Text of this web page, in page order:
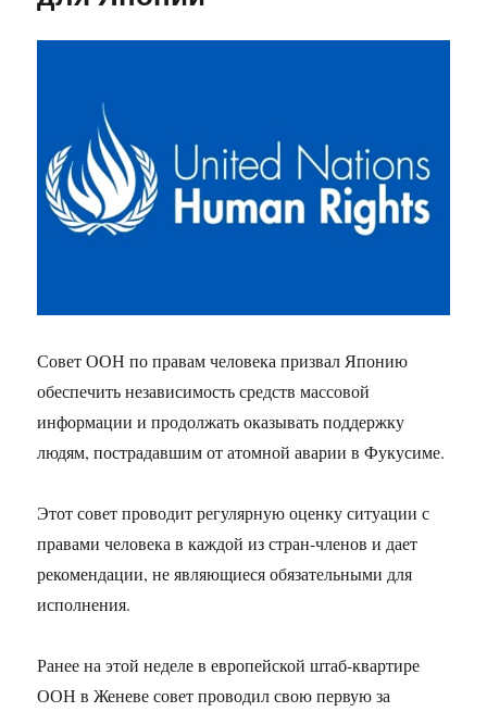
Совет ООН по правам человека призвал Японию
обеспечить независимость средств массовой
информации и продолжать оказывать поддержку
людям, пострадавшим от атомной аварии в Фукусиме.
Этот совет проводит регулярную оценку ситуации с
правами человека в каждой из стран-членов и дает
рекомендации, не являющиеся обязательными для
исполнения.
Ранее на этой неделе в европейской штаб-квартире
ООН в Женеве совет проводил свою первую за